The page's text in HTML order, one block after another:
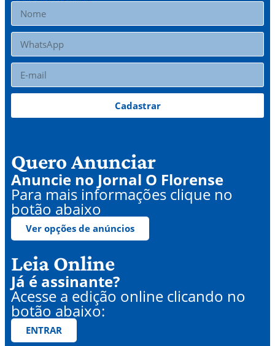
Cadastrar
Quero Anunciar
Anuncie no Jornal O Florense
Para mais informações clique no
botão abaixo
Ver opções de anúncios
Leia Online
Já é assinante?
Acesse a edição online clicando no
botão abaixo:
ENTRAR